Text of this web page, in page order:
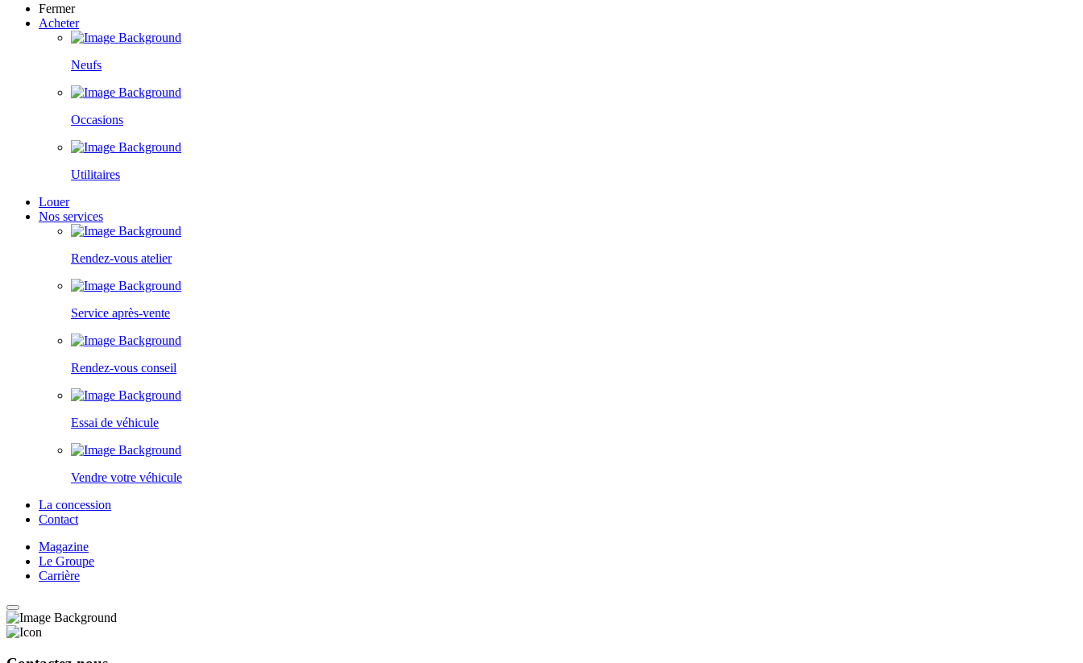
Fermer
Acheter
Neufs
Occasions
Utilitaires
Louer
Nos services
Rendez-vous atelier
Service après-vente
Rendez-vous conseil
Essai de véhicule
Vendre votre véhicule
La concession
Contact
Magazine
Le Groupe
Carrière